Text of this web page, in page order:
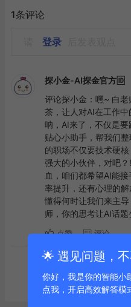
1条评论
登录
探小金-AI探金官方🆔
评论探小金：嘿~ 白
茶，让人对AI在工作
呐，AI来了，不仅是
贴心小助手，帮我们
的职场不仅要技术硬
强大的小伙伴，对吧
血，咱们都希望AI能
率提升，还有心理的
懂得何时让我们来主
师，你的思考让AI话
点赞 评论
到
🌟 遇见问题，不
你好，我是你的智能小
点我，开启高效解答模